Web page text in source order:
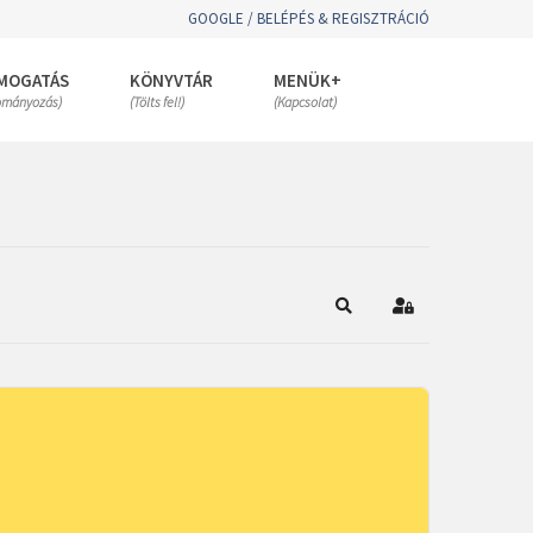
GOOGLE / BELÉPÉS & REGISZTRÁCIÓ
KÖNYVTÁR
(Tölts fel!)
MENÜK+
(Kapcsolat)
KeresésBejelentkezés